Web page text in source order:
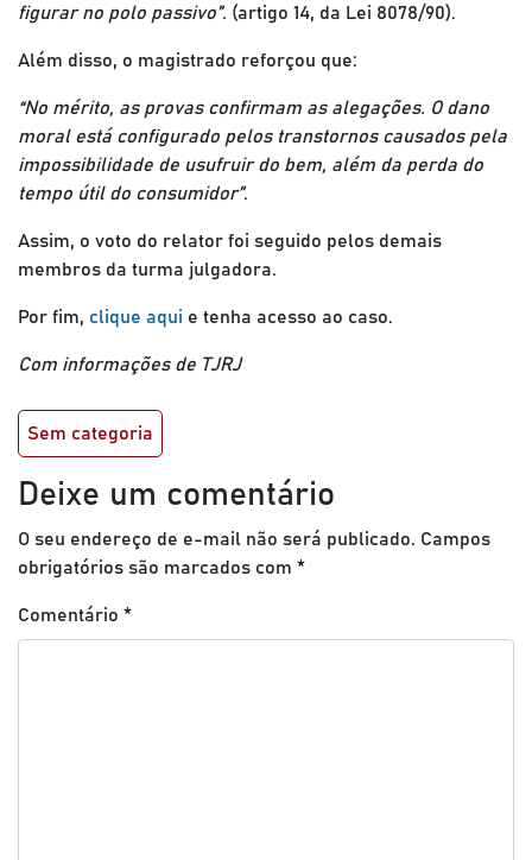
figurar no polo passivo”. (artigo 14, da Lei 8078/90).
Além disso, o magistrado reforçou que:
“No mérito, as provas confirmam as alegações. O dano
moral está configurado pelos transtornos causados pela
impossibilidade de usufruir do bem, além da perda do
tempo útil do consumidor”.
Assim, o voto do relator foi seguido pelos demais
membros da turma julgadora.
Por fim, clique aqui e tenha acesso ao caso.
Com informações de TJRJ
Sem categoria
Deixe um comentário
O seu endereço de e-mail não será publicado. Campos
obrigatórios são marcados com *
Comentário *